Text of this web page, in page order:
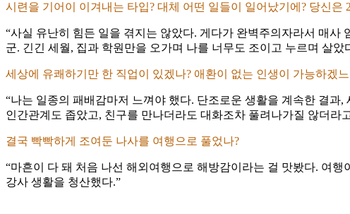
시련을 기어이 이겨내는 타입? 대체 어떤 일들이 일어났기에? 당신
“사실 유난히 힘든 일을 겪지는 않았다. 게다가 완벽주의자라서 매
군. 긴긴 세월, 집과 학원만을 오가며 나를 너무도 조이고 누르며 살았
세상에 유쾌하기만 한 직업이 있겠나? 애환이 없는 인생이 가능하겠
“나는 일종의 패배감마저 느껴야 했다. 단조로운 생활을 계속한 결
인간관계도 좁았고, 친구를 만나더라도 대화조차 풀려나가질 않더라
결국 빡빡하게 조여둔 나사를 여행으로 풀었나?
“마흔이 다 돼 처음 나선 해외여행으로 해방감이라는 걸 맛봤다. 여
강사 생활을 청산했다.”